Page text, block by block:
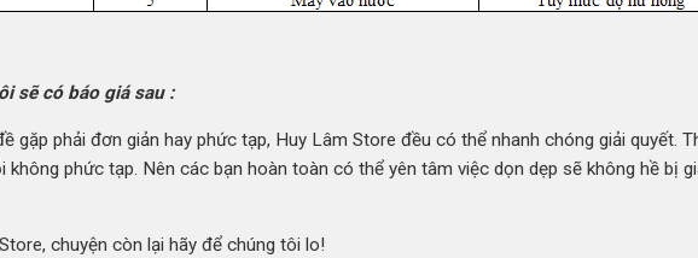
sẽ có báo giá sau :
gặp phải đơn giản hay phức tạp, Huy Lâm Store đều có thể nhanh chóng giải quyết.
phức tạp. Nên các bạn hoàn toàn có thể yên tâm việc dọn dẹp sẽ không hề bị
chuyện còn lại hãy để chúng tôi lo!